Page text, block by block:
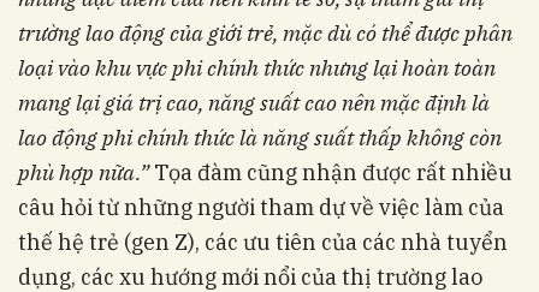
trường lao động của giới trẻ, mặc dù có thể được phân
loại vào khu vực phi chính thức nhưng lại hoàn toàn
mang lại giá trị cao, năng suất cao nên mặc định là
lao động phi chính thức là năng suất thấp không còn
phù hợp nữa.”Tọa đàm cũng nhận được rất nhiều
câu hỏi từ những người tham dự về việc làm của
thế hệ trẻ (gen Z), các ưu tiên của các nhà tuyển
dụng, các xu hướng mới nổi của thị trường lao